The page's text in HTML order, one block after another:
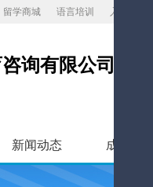
留学商城 语言培训 入驻机构
询有限公司
新闻动态 成功案